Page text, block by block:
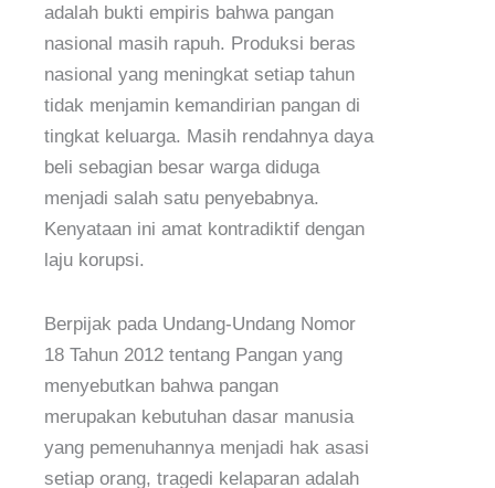
adalah bukti empiris bahwa pangan
nasional masih rapuh. Produksi beras
nasional yang meningkat setiap tahun
tidak menjamin kemandirian pangan di
tingkat keluarga. Masih rendahnya daya
beli sebagian besar warga diduga
menjadi salah satu penyebabnya.
Kenyataan ini amat kontradiktif dengan
laju korupsi.
Berpijak pada Undang-Undang Nomor
18 Tahun 2012 tentang Pangan yang
menyebutkan bahwa pangan
merupakan kebutuhan dasar manusia
yang pemenuhannya menjadi hak asasi
setiap orang, tragedi kelaparan adalah